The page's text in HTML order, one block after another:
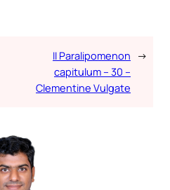
II Paralipomenon
capitulum – 30 –
Clementine Vulgate
→